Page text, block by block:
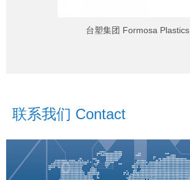
台塑集团 Formosa Plastics
联系我们 Contact